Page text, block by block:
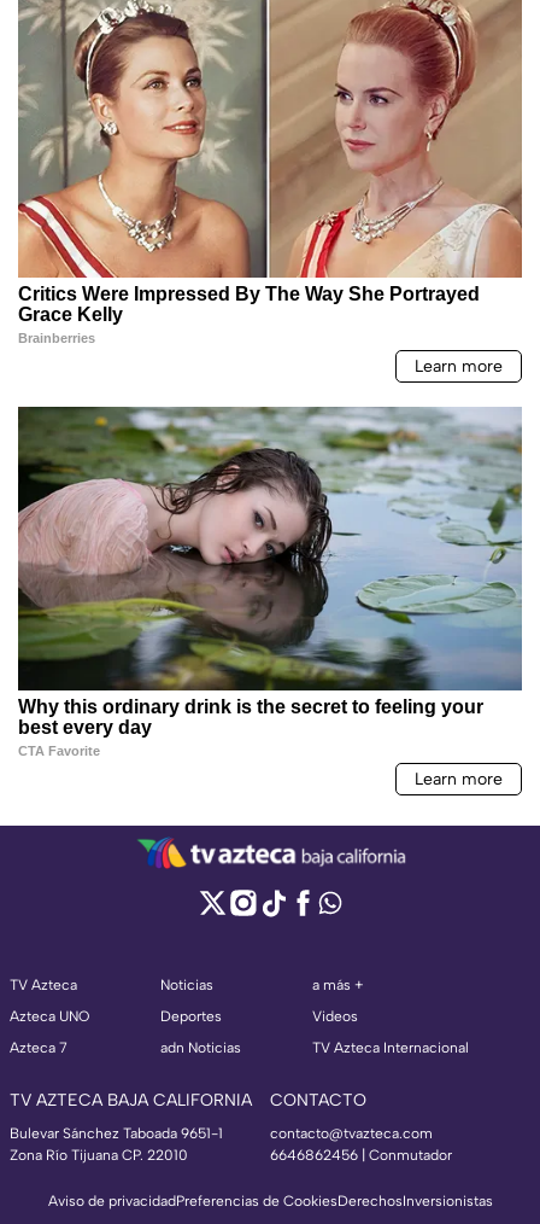
TV Azteca
Azteca UNO
Azteca 7
Noticias
Deportes
adn Noticias
a más +
Videos
TV Azteca Internacional
TV AZTECA BAJA CALIFORNIA
Bulevar Sánchez Taboada 9651-1
Zona Río Tijuana CP. 22010
CONTACTO
contacto@tvazteca.com
6646862456 | Conmutador
Aviso de privacidadPreferencias de CookiesDerechosInversionistas